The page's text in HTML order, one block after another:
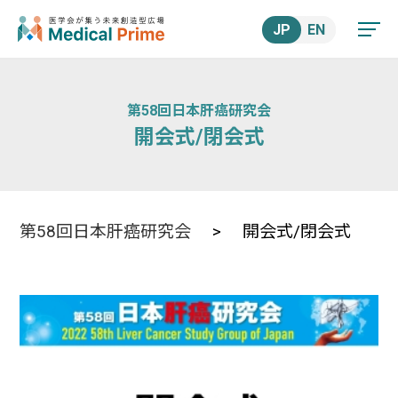
JP EN
第58回日本肝癌研究会
開会式/閉会式
第58回日本肝癌研究会 > 開会式/閉会式